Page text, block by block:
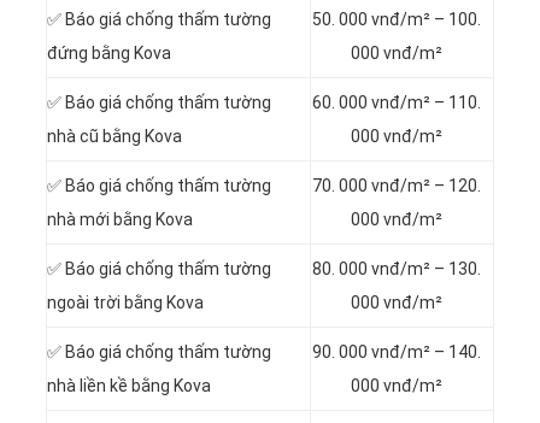
✅ Báo giá chống thấm tường
đứng bằng Kova
50. 000 vnđ/m² – 100.
000 vnđ/m²
✅ Báo giá chống thấm tường
nhà cũ bằng Kova
60. 000 vnđ/m² – 110.
000 vnđ/m²
✅ Báo giá chống thấm tường
nhà mới bằng Kova
70. 000 vnđ/m² – 120.
000 vnđ/m²
✅ Báo giá chống thấm tường
ngoài trời bằng Kova
80. 000 vnđ/m² – 130.
000 vnđ/m²
✅ Báo giá chống thấm tường
nhà liền kề bằng Kova
90. 000 vnđ/m² – 140.
000 vnđ/m²